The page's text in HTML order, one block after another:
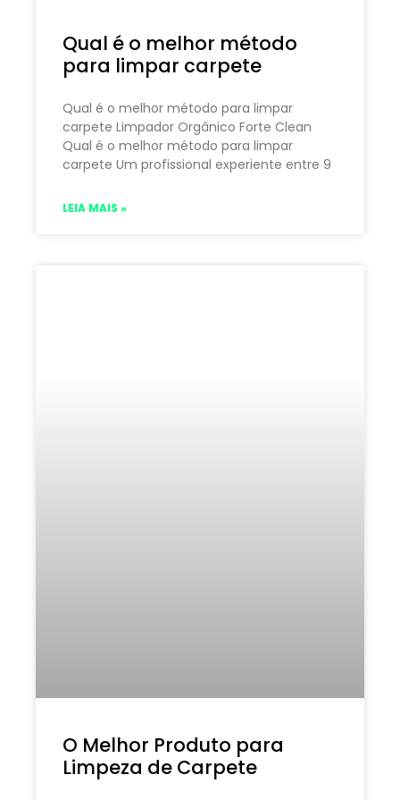
Qual é o melhor método
para limpar carpete
Qual é o melhor método para limpar
carpete Limpador Orgânico Forte Clean
Qual é o melhor método para limpar
carpete Um profissional experiente entre 9
LEIA MAIS »
O Melhor Produto para
Limpeza de Carpete